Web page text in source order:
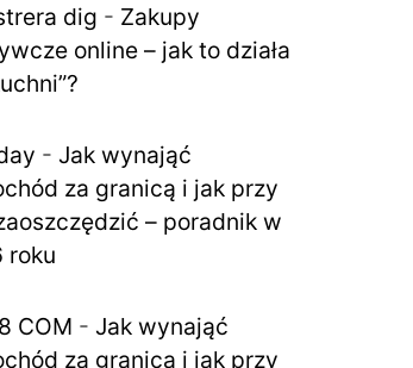
dig - Zakupy
online – jak to działa
- Jak wynająć
za granicą i jak przy
– poradnik w
roku
COM - Jak wynająć
za granicą i jak przy